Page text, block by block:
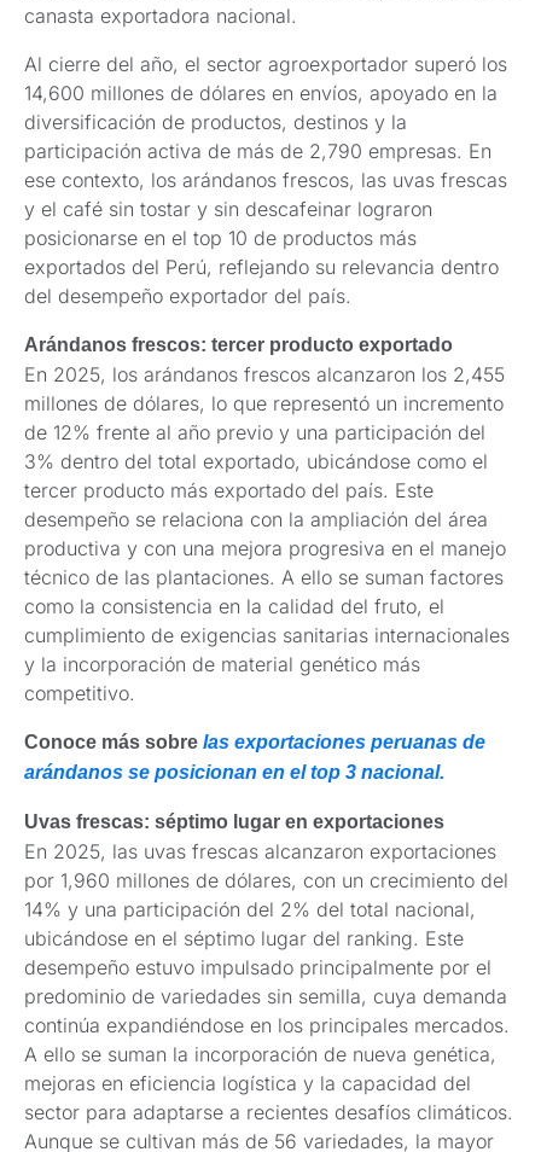
canasta exportadora nacional.
Al cierre del año, el sector agroexportador superó los
14,600 millones de dólares en envíos, apoyado en la
diversificación de productos, destinos y la
participación activa de más de 2,790 empresas. En
ese contexto, los arándanos frescos, las uvas frescas
y el café sin tostar y sin descafeinar lograron
posicionarse en el top 10 de productos más
exportados del Perú, reflejando su relevancia dentro
del desempeño exportador del país.
Arándanos frescos: tercer producto exportado
En 2025, los arándanos frescos alcanzaron los 2,455
millones de dólares, lo que representó un incremento
de 12% frente al año previo y una participación del
3% dentro del total exportado, ubicándose como el
tercer producto más exportado del país. Este
desempeño se relaciona con la ampliación del área
productiva y con una mejora progresiva en el manejo
técnico de las plantaciones. A ello se suman factores
como la consistencia en la calidad del fruto, el
cumplimiento de exigencias sanitarias internacionales
y la incorporación de material genético más
competitivo.
Conoce más sobre las exportaciones peruanas de
arándanos se posicionan en el top 3 nacional.
Uvas frescas: séptimo lugar en exportaciones
En 2025, las uvas frescas alcanzaron exportaciones
por 1,960 millones de dólares, con un crecimiento del
14% y una participación del 2% del total nacional,
ubicándose en el séptimo lugar del ranking. Este
desempeño estuvo impulsado principalmente por el
predominio de variedades sin semilla, cuya demanda
continúa expandiéndose en los principales mercados.
A ello se suman la incorporación de nueva genética,
mejoras en eficiencia logística y la capacidad del
sector para adaptarse a recientes desafíos climáticos.
Aunque se cultivan más de 56 variedades, la mayor